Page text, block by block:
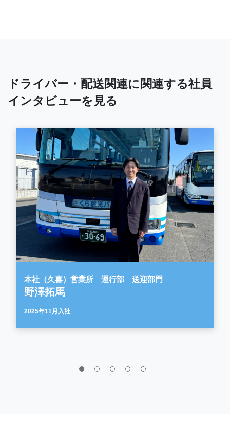
ドライバー・配送関連に関連する社員
インタビューを見る
本社（久喜）営業所 運行部 送迎部門
野澤拓馬
2025年11月入社